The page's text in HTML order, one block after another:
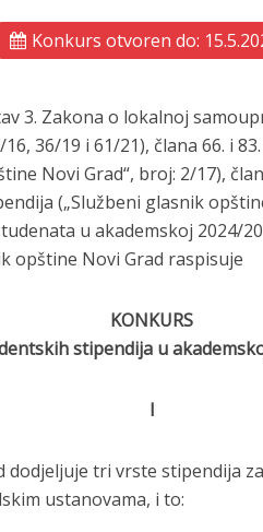
Konkurs otvoren do:
3. Zakona o lokalnoj
36/19 i 61/21), člana 66. i
Novi Grad“, broj: 2/17),
(„Službeni glasnik
u akademskoj 2024/
opštine Novi Grad raspisuje
KONKURS
stipendija u
I
dodjeljuje tri vrste stipendija
ustanovama, i to: